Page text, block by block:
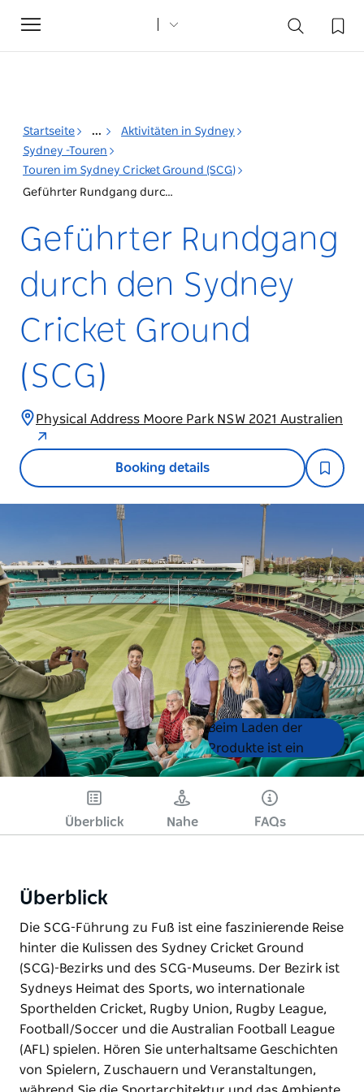
Toggle
navigation
Startseite ...
Aktivitäten in Sydney
Sydney -Touren
Touren im Sydney Cricket Ground (SCG)
Geführter Rundgang durch den Sydney Cricket Ground (SCG)
Geführter Rundgang
durch den Sydney
Cricket Ground
(SCG)
Physical Address Moore Park NSW 2021 Australien
Booking details
Product
List
Product
List
Beim Laden der
Produkte ist ein
Fehler aufgetreten.
Bitte versuchen Sie es
später noch einmal.
Überblick
Nahe FAQs
Überblick
Die SCG-Führung zu Fuß ist eine faszinierende Reise
hinter die Kulissen des Sydney Cricket Ground
(SCG)-Bezirks und des SCG-Museums. Der Bezirk ist
Sydneys Heimat des Sports, wo internationale
Sporthelden Cricket, Rugby Union, Rugby League,
Football/Soccer und die Australian Football League
(AFL) spielen. Hören Sie unterhaltsame Geschichten
von Spielern, Zuschauern und Veranstaltungen,